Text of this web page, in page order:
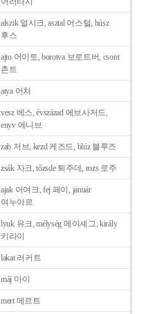
alszik 얼시크, asztal 어스털, húsz
후스
ajto 어이토, borotva 보로트버, csont
촌트
atya 어처
vesz 베스, évszázad 에브사저드,
enyv 에니브
zab 저브, kezd 케즈드, blúz 블루즈
zsák 자크, tőzsde 퇴주데, rozs 로주
ajak 어여크, fej 페이, január
여누아르
lyuk 유크, mélység 메이셰그, király
키라이
lakat 러커트
máj 마이
mert 메르트